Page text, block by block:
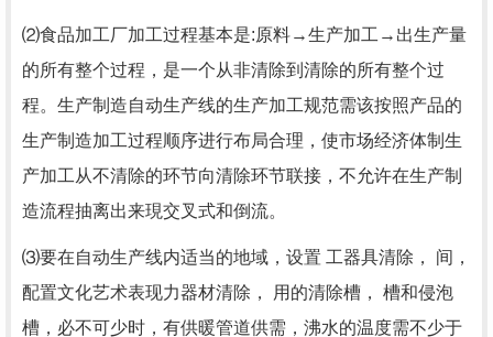
⑵食品加工厂加工过程基本是:原料→生产加工→出生产量
的所有整个过程，是一个从非清除到清除的所有整个过
程。生产制造自动生产线的生产加工规范需该按照产品的
生产制造加工过程顺序进行布局合理，使市场经济体制生
产加工从不清除的环节向清除环节联接，不允许在生产制
造流程抽离出来現交叉式和倒流。
⑶要在自动生产线内适当的地域，设置 工器具清除， 间，
配置文化艺术表现力器材清除， 用的清除槽， 槽和侵泡
槽，必不可少时，有供暖管道供需，沸水的温度需不少于